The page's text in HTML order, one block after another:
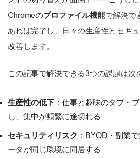
Chromeのプロファイル機能で解決で
あれば完了し、日々の生産性とセキ
改善します。
この記事で解決できる3つの課題は次
生産性の低下 ：仕事と趣味のタブ・
し、集中が頻繁に途切れる
セキュリティリスク ：BYOD・副業
ータが同じ環境に同居する